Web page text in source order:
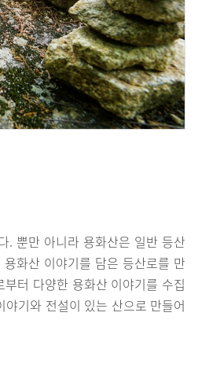
. 뿐만 아니라 용화산은 일반 등산
화산 이야기를 담은 등산로를 만
터 다양한 용화산 이야기를 수집
기와 전설이 있는 산으로 만들어